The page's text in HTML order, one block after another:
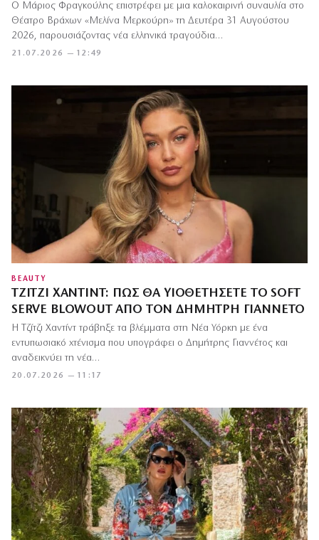
21.07.2026 — 12:49
Ο Μάριος Φραγκούλης επιστρέφει με μια καλοκαιρινή συναυλία στο
Θέατρο Βράχων «Μελίνα Μερκούρη» τη Δευτέρα 31 Αυγούστου
2026, παρουσιάζοντας νέα ελληνικά τραγούδια…
BEAUTY
ΤΖΊΤΖΙ ΧΑΝΤΊΝΤ: ΠΏΣ ΘΑ ΥΙΟΘΕΤΉΣΕΤΕ ΤΟ SOFT
SERVE BLOWOUT ΑΠΌ ΤΟΝ ΔΗΜΉΤΡΗ ΓΙΑΝΝΈΤΟ
20.07.2026 — 11:17
Η Τζίτζι Χαντίντ τράβηξε τα βλέμματα στη Νέα Υόρκη με ένα
εντυπωσιακό χτένισμα που υπογράφει ο Δημήτρης Γιαννέτος και
αναδεικνύει τη νέα…